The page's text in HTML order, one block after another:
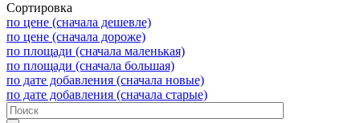
Сортировка
по цене (сначала дешевле)
по цене (сначала дороже)
по площади (сначала маленькая)
по площади (сначала большая)
по дате добавления (сначала новые)
по дате добавления (сначала старые)